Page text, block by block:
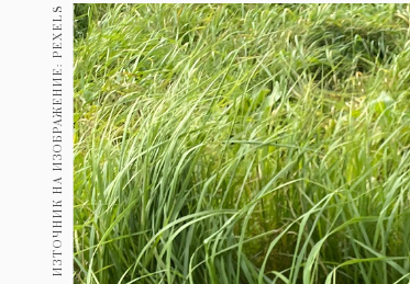
Пътувай 237
Здраве 389
Gentlemen
382
Wellness 1817
ИЗТОЧНИК НА ИЗОБРАЖЕНИЕ: PEXELS